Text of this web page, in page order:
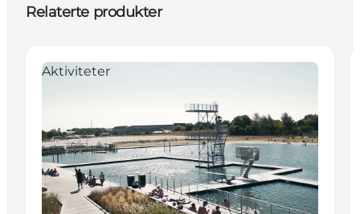
Relaterte produkter
Aktiviteter